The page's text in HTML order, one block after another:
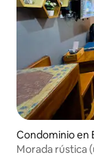
Condominio en
Morada rústica